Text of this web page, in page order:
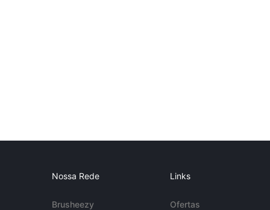
Nossa Rede
Brusheezy
Links
Ofertas